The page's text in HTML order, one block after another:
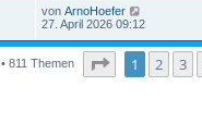
von ArnoHoefer
27. April 2026 09:12
• 811 Themen Seite von41
1 2 3